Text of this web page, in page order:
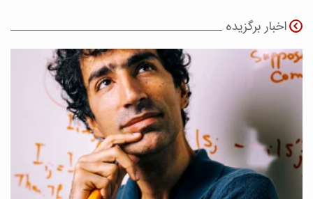
اخبار برگزیده